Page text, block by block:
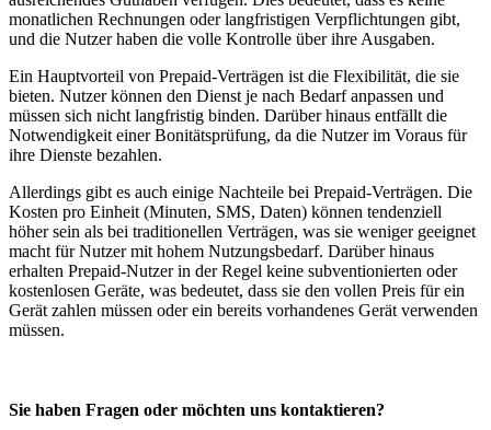
monatlichen Rechnungen oder langfristigen Verpflichtungen gibt,
und die Nutzer haben die volle Kontrolle über ihre Ausgaben.
Ein Hauptvorteil von Prepaid-Verträgen ist die Flexibilität, die sie
bieten. Nutzer können den Dienst je nach Bedarf anpassen und
müssen sich nicht langfristig binden. Darüber hinaus entfällt die
Notwendigkeit einer Bonitätsprüfung, da die Nutzer im Voraus für
ihre Dienste bezahlen.
Allerdings gibt es auch einige Nachteile bei Prepaid-Verträgen. Die
Kosten pro Einheit (Minuten, SMS, Daten) können tendenziell
höher sein als bei traditionellen Verträgen, was sie weniger geeignet
macht für Nutzer mit hohem Nutzungsbedarf. Darüber hinaus
erhalten Prepaid-Nutzer in der Regel keine subventionierten oder
kostenlosen Geräte, was bedeutet, dass sie den vollen Preis für ein
Gerät zahlen müssen oder ein bereits vorhandenes Gerät verwenden
müssen.
Sie haben Fragen oder möchten uns kontaktieren?